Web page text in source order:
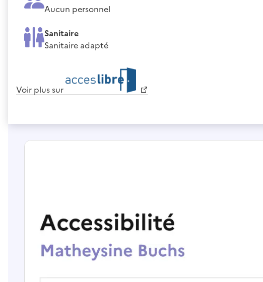
Aucun personnel
Sanitaire
Sanitaire adapté
Voir plus sur